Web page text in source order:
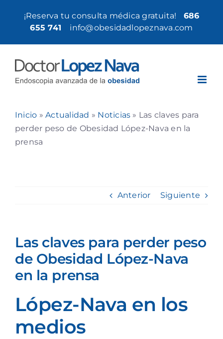
contenido
¡Reserva tu consulta médica gratuita!
686
655 741
info@obesidadlopeznava.com
Inicio »Actualidad » Noticias » Las claves para
perder peso de Obesidad López-Nava en la
prensa
Anterior Siguiente
Las claves para perder peso
de Obesidad López-Nava
en la prensa
López-Nava en los
medios